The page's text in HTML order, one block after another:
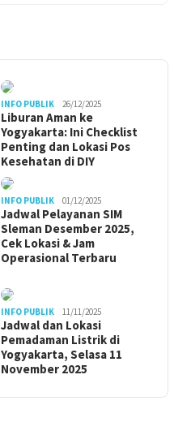
INFO PUBLIK 26/12/2025
Liburan Aman ke
Yogyakarta: Ini Checklist
Penting dan Lokasi Pos
Kesehatan di DIY
INFO PUBLIK 01/12/2025
Jadwal Pelayanan SIM
Sleman Desember 2025,
Cek Lokasi & Jam
Operasional Terbaru
INFO PUBLIK 11/11/2025
Jadwal dan Lokasi
Pemadaman Listrik di
Yogyakarta, Selasa 11
November 2025